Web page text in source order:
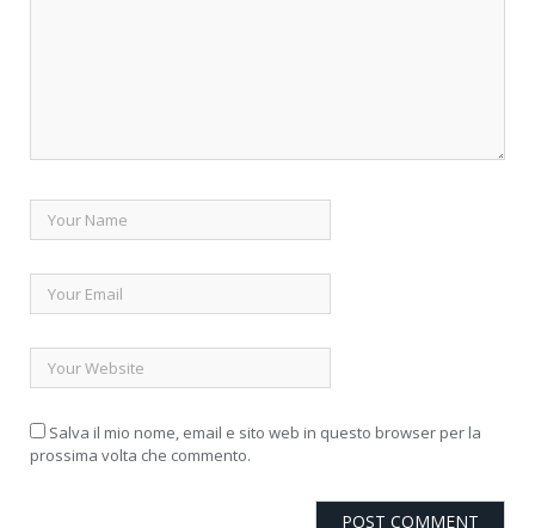
Salva il mio nome, email e sito web in questo browser per la
prossima volta che commento.